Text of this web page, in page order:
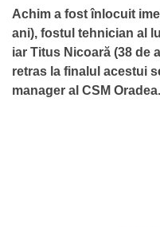
Achim a fost înlocuit
ani), fostul tehnician al
iar Titus Nicoară (38 de
retras la finalul acestui
manager al CSM Oradea.